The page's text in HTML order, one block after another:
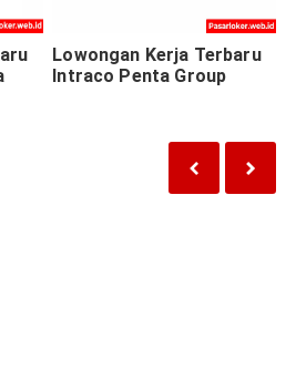
Lowongan Kerja Terbaru
Intraco Penta Group